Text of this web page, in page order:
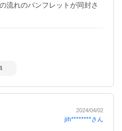
流れのパンフレットが同封さ
2024/04/02
jih********さん